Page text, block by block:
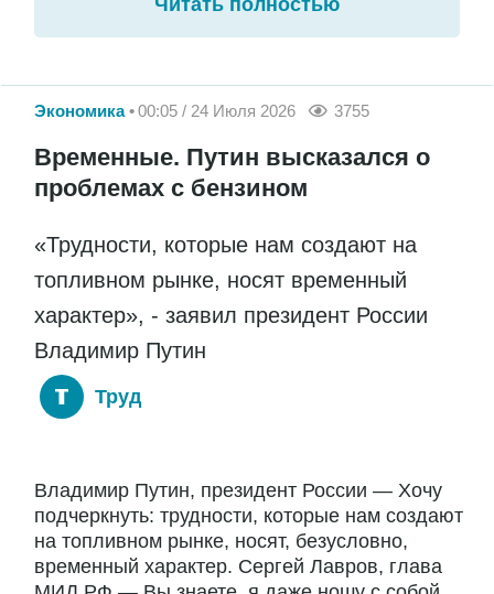
Экономика 00:05 / 24 Июля 2026 3755
Временные. Путин высказался о
проблемах с бензином
«Трудности, которые нам создают на
топливном рынке, носят временный
характер», - заявил президент России
Владимир Путин
Труд
Владимир Путин, президент России — Хочу
подчеркнуть: трудности, которые нам создают
на топливном рынке, носят, безусловно,
временный характер. Сергей Лавров, глава